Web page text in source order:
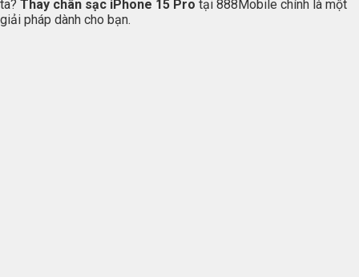
ta? Thay chân sạc iPhone 15 Pro tại 888Mobile chính là một
giải pháp dành cho bạn.